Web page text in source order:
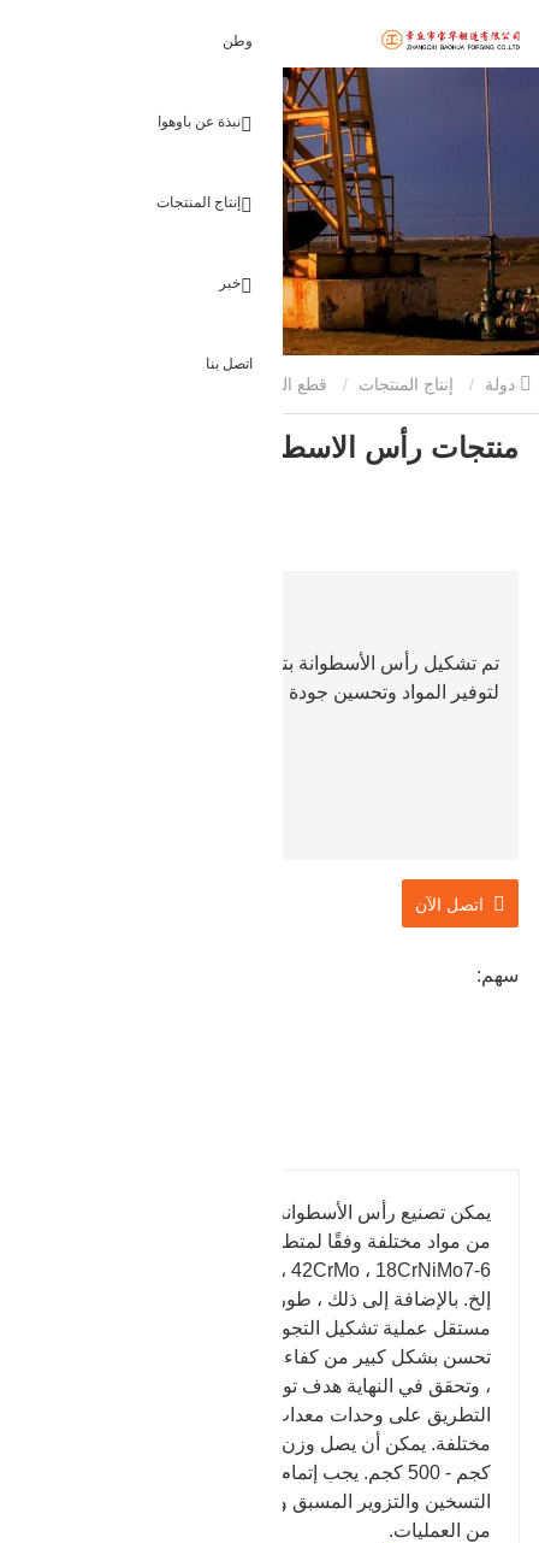
وطن
نبذة عن باوهوا
إنتاج المنتجات
خبر
اتصل بنا
إنتاج المنتجات قطع البناء مزورة
منتجات رأس الاسطوانة
تم تشكيل رأس الأسطوانة بتجويف قالب مزدوج ، وذلك
لتوفير المواد وتحسين جودة المعالجة وكفاءة الإنتاج.
اتصل الآن
سهم:
مستقل عملية تشكيل التجويف المزدوج ، والتي يمكن أن
تحسن بشكل كبير من كفاءة الحدادة وتقليل وزن التقطيع
، وتحقق في النهاية هدف توفير التكاليف. يتم إجراء عملية
التطريق على وحدات معدات طرق مختلفة وفقًا لأوزان
كجم - 500 كجم. يجب إتمام عملية التطريق من خلال
التسخين والتزوير المسبق والتشكيل والتشذيب وغيرها
من العمليات.